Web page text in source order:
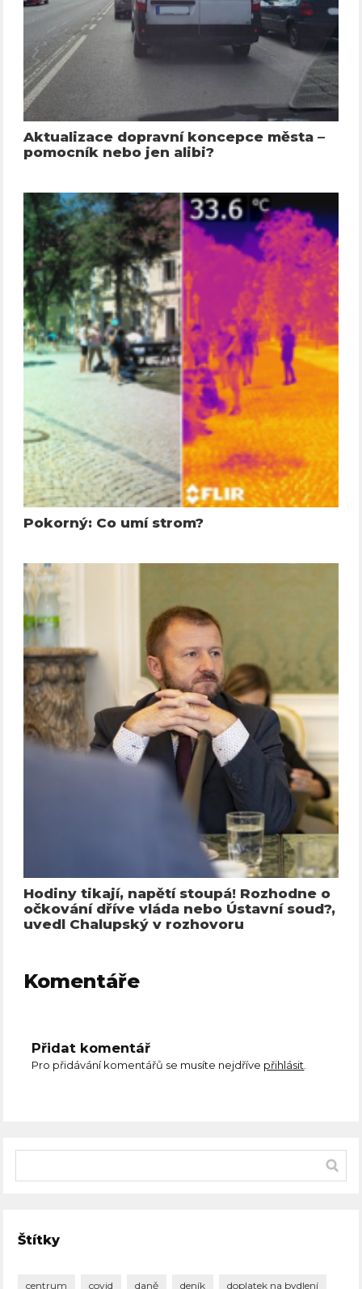
Aktualizace dopravní koncepce města –
pomocník nebo jen alibi?
Pokorný: Co umí strom?
Hodiny tikají, napětí stoupá! Rozhodne o
očkování dříve vláda nebo Ústavní soud?,
uvedl Chalupský v rozhovoru
Komentáře
Přidat komentář
Pro přidávání komentářů se musíte nejdříve přihlásit
Štítky
centrum covid daně deník doplatek na bydlení